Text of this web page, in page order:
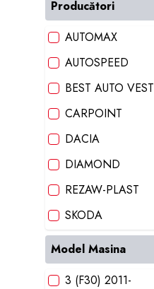
Producători
AUTOMAX
AUTOSPEED
BEST AUTO VEST
CARPOINT
DACIA
DIAMOND
REZAW-PLAST
SKODA
STREETWIZE
Model Masina
3 (F30) 2011-